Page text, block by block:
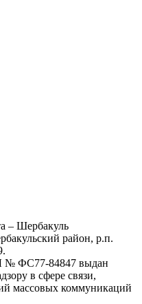
– Шербакуль
район, р.п.
№ ФС77-84847 выдан
в сфере связи,
массовых коммуникаций